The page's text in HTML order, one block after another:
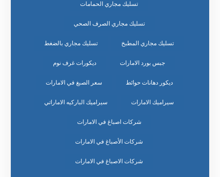
تسليك مجاري الحمامات
تسليك مجاري الصرف الصحي
تسليك مجاري المطبخ تسليك مجاري بالضغط
جبس بورد الامارات ديكورات غرف نوم
ديكور دهانات حوائط سعر الصبغ في الامارات
سيراميك الامارات سيراميك الباركيه الاماراتي
شركات اصباغ في الامارات
شركات الأصباغ في الامارات
شركات الاصباغ في الامارات